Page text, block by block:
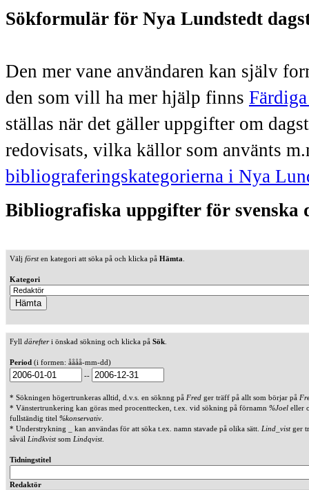
Sökformulär för Nya Lundstedt
Den mer vane användaren kan själv
den som vill ha mer hjälp finns
ställas när det gäller uppgifter om
redovisats, vilka källor som använts
bibliograferingskategorierna i Nya
Bibliografiska uppgifter för svenska
Välj försten kategori att söka på och klicka på Hämta
Kategori
Fyll därefteri önskad sökning och klicka på Sök
Period (i formen: åååå-mm-dd)
--
* Sökningen högertrunkeras alltid, d.v.s. en söknng på Fred ger träff på allt som börjar på
* Vänstertrunkering kan göras med procenttecken, t.ex. vid sökning på förnamn %Joel eller
fullständig titel %konservativ
* Understrykning _ kan användas för att söka t.ex. namn stavade på olika sätt. Lind_vistger
såväl Lindkvistsom Lindqvist.
Tidningstitel
Redaktör